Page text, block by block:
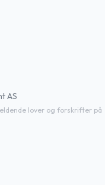
AS
lover og forskrifter på